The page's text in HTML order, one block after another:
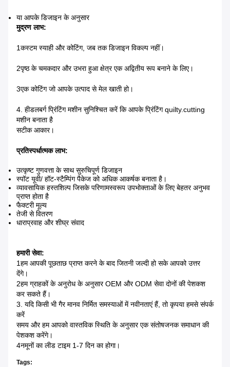
या आपके डिजाइन के अनुसार
मुद्रण लाभ:
1कस्टम स्याही और कोटिंग, जब तक डिजाइन विकल्प नहीं।
2पृष्ठ के चमकदार और उभरा हुआ क्षेत्र एक अद्वितीय रूप बनाने के लिए।
3एक कोटिंग जो आपके उत्पाद से मेल खाती हो।
4. हीडलबर्ग प्रिंटिंग मशीन सुनिश्चित करें कि आपके प्रिंटिंग quilty.cutting
मशीन बनाता है
सटीक आकार।
प्रतिस्पर्धात्मक लाभ:
उत्कृष्ट गुणवत्ता के साथ सुरुचिपूर्ण डिजाइन
स्पॉट यूवी/ हॉट-स्टैम्पिंग पैकेज को अधिक आकर्षक बनाता है।
व्यावसायिक हस्तशिल्प जिसके परिणामस्वरूप उपभोक्ताओं के लिए बेहतर अनुभव
प्राप्त होता है
फैक्टरी मूल्य
तेजी से वितरण
धाराप्रवाह और शीघ्र संवाद
हमारी सेवा:
1हम आपकी पूछताछ प्राप्त करने के बाद जितनी जल्दी हो सके आपको उत्तर
देंगे।
2हम ग्राहकों के अनुरोध के अनुसार OEM और ODM सेवा दोनों की पेशकश
कर सकते हैं।
3. यदि किसी भी गैर मानव निर्मित समस्याओं में नवीनताएं हैं, तो कृपया हमसे संपर्क
करें
समय और हम आपको वास्तविक स्थिति के अनुसार एक संतोषजनक समाधान की
पेशकश करेंगे।
4नमूनों का लीड टाइम 1-7 दिन का होगा।
Tags: